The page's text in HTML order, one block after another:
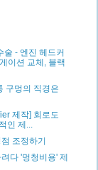
술 - 엔진 헤드커
이션 교체, 블랙
구멍의 직경은
제작] 회로도
인 제...
조정하기
다 '멍청비용' 제